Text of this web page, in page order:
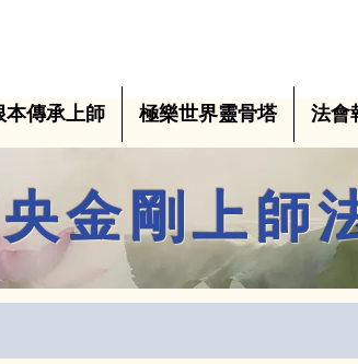
本傳承上師 極樂世界靈骨塔 法會
金剛上師